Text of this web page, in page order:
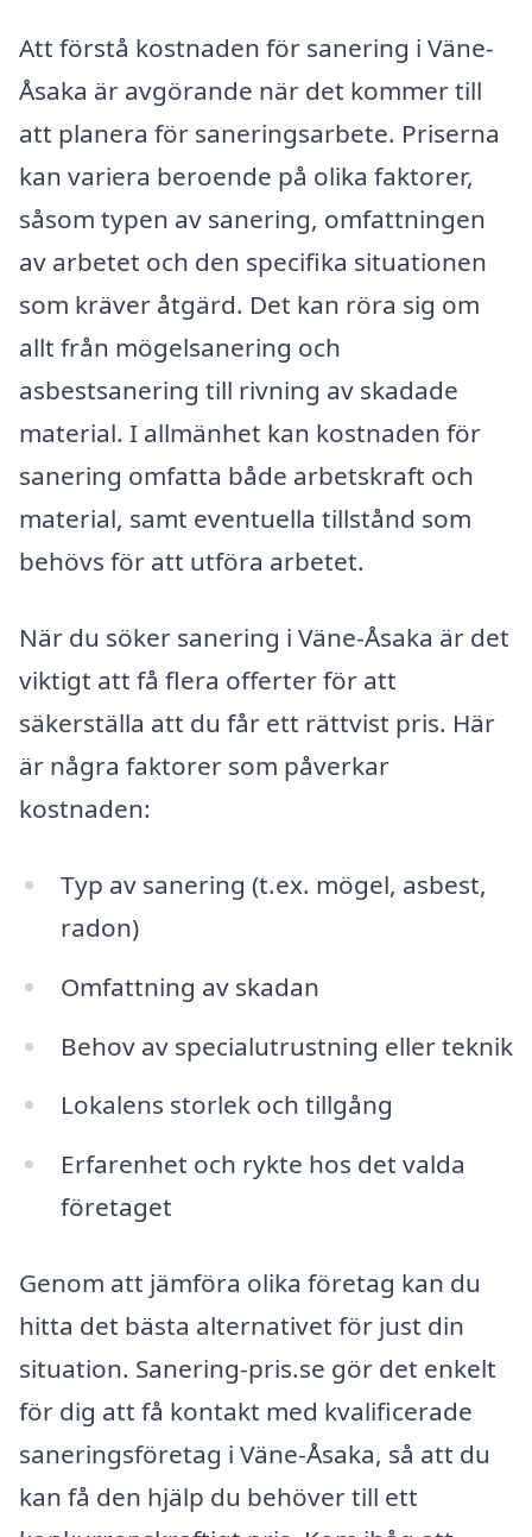
Att förstå kostnaden för sanering i Väne-
Åsaka är avgörande när det kommer till
att planera för saneringsarbete. Priserna
kan variera beroende på olika faktorer,
såsom typen av sanering, omfattningen
av arbetet och den specifika situationen
som kräver åtgärd. Det kan röra sig om
allt från mögelsanering och
asbestsanering till rivning av skadade
material. I allmänhet kan kostnaden för
sanering omfatta både arbetskraft och
material, samt eventuella tillstånd som
behövs för att utföra arbetet.
När du söker sanering i Väne-Åsaka är det
viktigt att få flera offerter för att
säkerställa att du får ett rättvist pris. Här
är några faktorer som påverkar
kostnaden:
Typ av sanering (t.ex. mögel, asbest,
radon)
Omfattning av skadan
Behov av specialutrustning eller teknik
Lokalens storlek och tillgång
Erfarenhet och rykte hos det valda
företaget
Genom att jämföra olika företag kan du
hitta det bästa alternativet för just din
situation. Sanering-pris.se gör det enkelt
för dig att få kontakt med kvalificerade
saneringsföretag i Väne-Åsaka, så att du
kan få den hjälp du behöver till ett